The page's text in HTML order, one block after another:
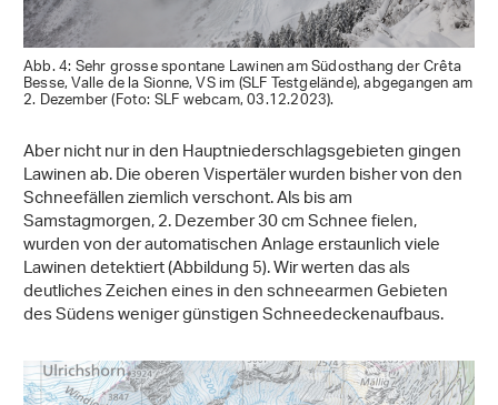
Abb. 4: Sehr grosse spontane Lawinen am Südosthang der Crêta
Besse, Valle de la Sionne, VS im (SLF Testgelände), abgegangen am
2. Dezember (Foto: SLF webcam, 03.12.2023).
Aber nicht nur in den Hauptniederschlagsgebieten gingen
Lawinen ab. Die oberen Vispertäler wurden bisher von den
Schneefällen ziemlich verschont. Als bis am
Samstagmorgen, 2. Dezember 30 cm Schnee fielen,
wurden von der automatischen Anlage erstaunlich viele
Lawinen detektiert (Abbildung 5). Wir werten das als
deutliches Zeichen eines in den schneearmen Gebieten
des Südens weniger günstigen Schneedeckenaufbaus.